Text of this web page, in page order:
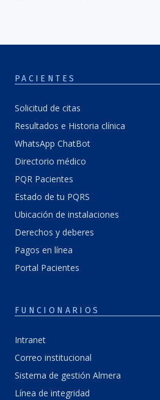
PACIENTES
Solicitud de citas
Resultados e Historia clínica
WhatsApp ChatBot
Directorio médico
PQR Pacientes
Estado de tu PQRS
Ubicación de instalaciones
Derechos y deberes
Pagos en línea
Portal Pacientes
FUNCIONARIOS
Intranet
Correo institucional
Sistema de gestión Almera
Línea de integridad